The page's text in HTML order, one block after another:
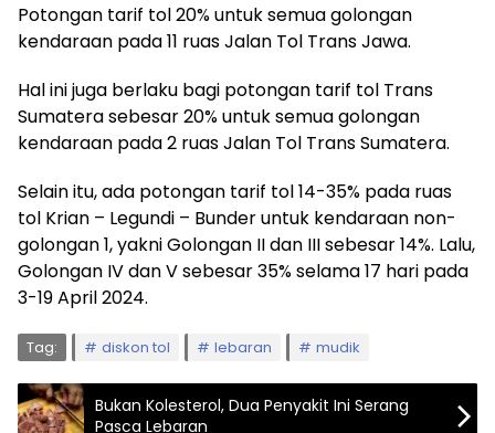
Potongan tarif tol 20% untuk semua golongan
kendaraan pada 11 ruas Jalan Tol Trans Jawa.
Hal ini juga berlaku bagi potongan tarif tol Trans
Sumatera sebesar 20% untuk semua golongan
kendaraan pada 2 ruas Jalan Tol Trans Sumatera.
Selain itu, ada potongan tarif tol 14-35% pada ruas
tol Krian – Legundi – Bunder untuk kendaraan non-
golongan 1, yakni Golongan II dan III sebesar 14%. Lalu,
Golongan IV dan V sebesar 35% selama 17 hari pada
3-19 April 2024.
Tag: diskon tol lebaran mudik
Bukan Kolesterol, Dua Penyakit Ini Serang
Pasca Lebaran